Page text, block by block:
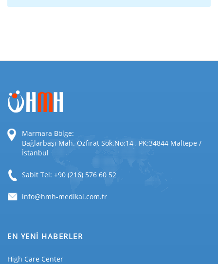
Marmara Bölge:
Bağlarbaşı Mah. Özfırat Sok.No:14 , PK:34844 Maltepe /
İstanbul
Sabit Tel: +90 (216) 576 60 52
EN YENİ HABERLER
High Care Center